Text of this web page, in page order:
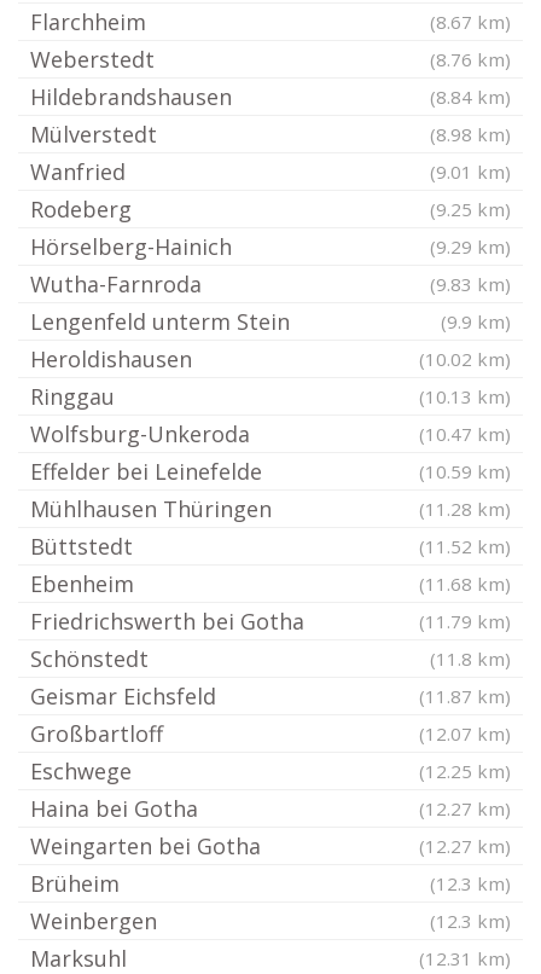
Flarchheim (8.67 km)
Weberstedt (8.76 km)
Hildebrandshausen (8.84 km)
Mülverstedt (8.98 km)
Wanfried (9.01 km)
Rodeberg (9.25 km)
Hörselberg-Hainich (9.29 km)
Wutha-Farnroda (9.83 km)
Lengenfeld unterm Stein (9.9 km)
Heroldishausen (10.02 km)
Ringgau (10.13 km)
Wolfsburg-Unkeroda (10.47 km)
Effelder bei Leinefelde (10.59 km)
Mühlhausen Thüringen (11.28 km)
Büttstedt (11.52 km)
Ebenheim (11.68 km)
Friedrichswerth bei Gotha (11.79 km)
Schönstedt (11.8 km)
Geismar Eichsfeld (11.87 km)
Großbartloff (12.07 km)
Eschwege (12.25 km)
Haina bei Gotha (12.27 km)
Weingarten bei Gotha (12.27 km)
Brüheim (12.3 km)
Weinbergen (12.3 km)
Marksuhl (12.31 km)